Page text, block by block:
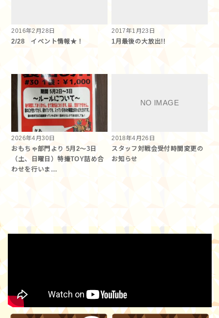
2016年2月28日
2/28 イベント情報★！
2017年1月23日
1月最後の大放出!!
2026年4月30日
おもちゃ部門より 5月2〜3日
（土、日曜日）特撮TOY詰め合
わせを行いま…
2018年4月26日
スタッフ対戦会受付時間変更の
お知らせ